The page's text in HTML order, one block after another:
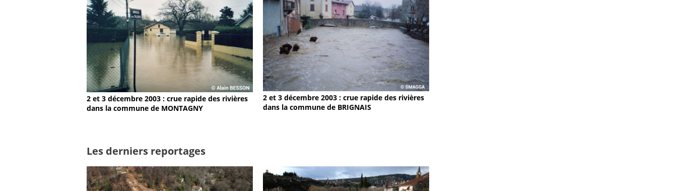
2 et 3 décembre 2003 : crue rapide des rivières
dans la commune de MONTAGNY
2 et 3 décembre 2003 : crue rapide des rivières
dans la commune de BRIGNAIS
Les derniers reportages